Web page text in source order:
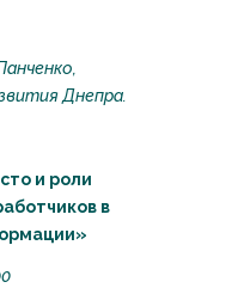
Днепра.
и роли
в